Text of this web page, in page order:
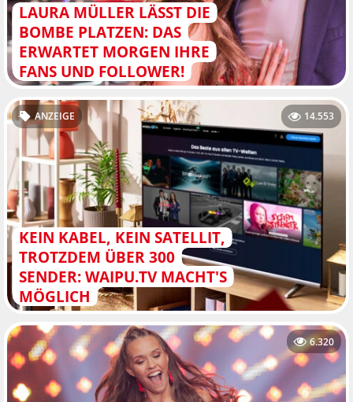
LAURA MÜLLER LÄSST DIE
BOMBE PLATZEN: DAS
ERWARTET MORGEN IHRE
FANS UND FOLLOWER!
KEIN KABEL, KEIN SATELLIT,
TROTZDEM ÜBER 300
SENDER: WAIPU.TV MACHT'S
MÖGLICH
ANZEIGE 14.553
6.320